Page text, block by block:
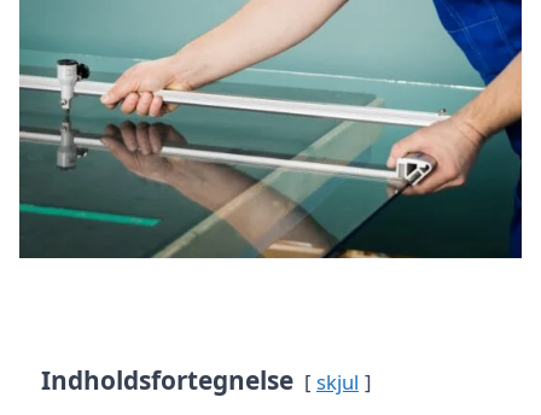
Indholdsfortegnelse skjul